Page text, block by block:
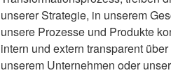
unserer Strategie, in unserem
unsere Prozesse und Produkte
intern und extern transparent
unserem Unternehmen oder